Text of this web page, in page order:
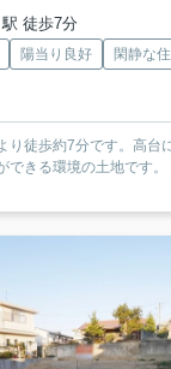
徒歩7分
陽当り良好 閑静な
り徒歩約7分です。高台
できる環境の土地です。